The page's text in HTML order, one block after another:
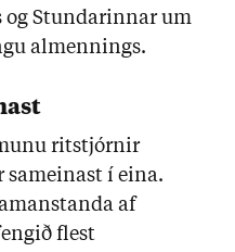
Stundarinnar um
almennings.
ritstjórnir
sameinast í eina.
af
flest